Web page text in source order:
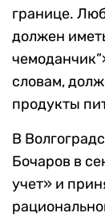
границе.
должен
словам,
продукты
В
Бочаров в
учет» и